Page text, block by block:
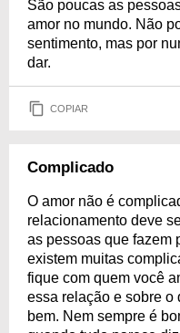
São poucas as
amor no mundo. Não
sentimento, mas por
dar.
COPIAR
Complicado
O amor não é
relacionamento deve
as pessoas que fazem
existem muitas
fique com quem você
essa relação e sobre o
bem. Nem sempre é